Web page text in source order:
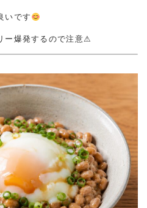
いです
ー爆発するので注意⚠